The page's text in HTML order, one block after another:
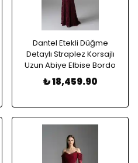
Dantel Etekli Düğme
Detaylı Straplez Korsajlı
Uzun Abiye Elbise Bordo
₺ 18,459.90